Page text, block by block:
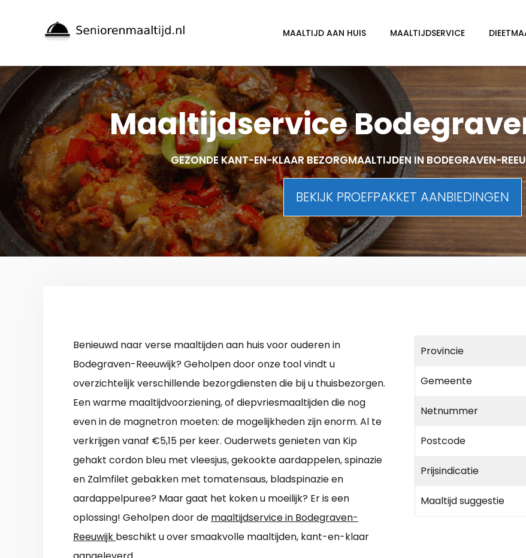
MAALTIJD AAN HUIS MAALTIJDSERVICE
Maaltijdservice
GEZONDE KANT-EN-KLAAR BEZORGMAALTIJDEN IN BODEGRAVEN-
BEKIJK PROEFPAKKET AANBIEDINGEN
Benieuwd naar verse maaltijden aan huis voor ouderen in
Bodegraven-Reeuwijk? Geholpen door onze tool vindt u
overzichtelijk verschillende bezorgdiensten die bij u thuisbezorgen.
Een warme maaltijdvoorziening, of diepvriesmaaltijden die nog
even in de magnetron moeten: de mogelijkheden zijn enorm. Al te
verkrijgen vanaf €5,15 per keer. Ouderwets genieten van Kip
gehakt cordon bleu met vleesjus, gekookte aardappelen, spinazie
en Zalmfilet gebakken met tomatensaus, bladspinazie en
aardappelpuree? Maar gaat het koken u moeilijk? Er is een
oplossing! Geholpen door de maaltijdservice in Bodegraven-
Reeuwijk beschikt u over smaakvolle maaltijden, kant-en-klaar
Provincie
Gemeente
Netnummer
Postcode
Prijsindicatie
Maaltijd suggestie